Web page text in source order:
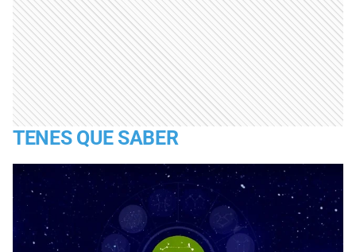
TENES QUE SABER